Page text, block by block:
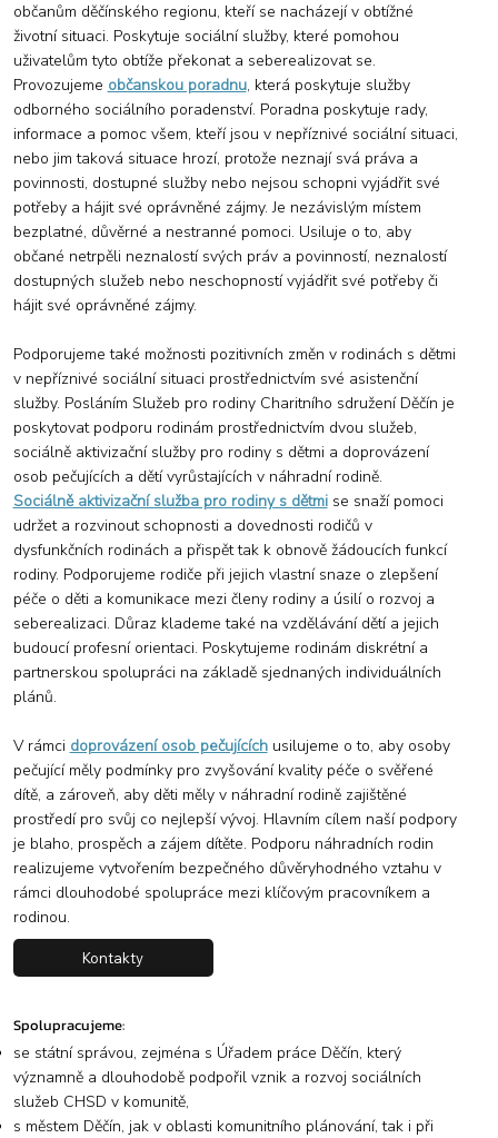
občanům děčínského regionu, kteří se nacházejí v obtížné
životní situaci. Poskytuje sociální služby, které pomohou
uživatelům tyto obtíže překonat a seberealizovat se.
Provozujeme občanskou poradnu, která poskytuje služby
odborného sociálního poradenství. Poradna poskytuje rady,
informace a pomoc všem, kteří jsou v nepříznivé sociální situaci,
nebo jim taková situace hrozí, protože neznají svá práva a
povinnosti, dostupné služby nebo nejsou schopni vyjádřit své
potřeby a hájit své oprávněné zájmy. Je nezávislým místem
bezplatné, důvěrné a nestranné pomoci. Usiluje o to, aby
občané netrpěli neznalostí svých práv a povinností, neznalostí
dostupných služeb nebo neschopností vyjádřit své potřeby či
hájit své oprávněné zájmy.
Podporujeme také možnosti pozitivních změn v rodinách s dětmi
v nepříznivé sociální situaci prostřednictvím své asistenční
služby. Posláním Služeb pro rodiny Charitního sdružení Děčín je
poskytovat podporu rodinám prostřednictvím dvou služeb,
sociálně aktivizační služby pro rodiny s dětmi a doprovázení
osob pečujících a dětí vyrůstajících v náhradní rodině.
Sociálně aktivizační služba pro rodiny s dětmi se snaží pomoci
udržet a rozvinout schopnosti a dovednosti rodičů v
dysfunkčních rodinách a přispět tak k obnově žádoucích funkcí
rodiny. Podporujeme rodiče při jejich vlastní snaze o zlepšení
péče o děti a komunikace mezi členy rodiny a úsilí o rozvoj a
seberealizaci. Důraz klademe také na vzdělávání dětí a jejich
budoucí profesní orientaci. Poskytujeme rodinám diskrétní a
partnerskou spolupráci na základě sjednaných individuálních
plánů.
V rámci doprovázení osob pečujícíchusilujeme o to, aby osoby
pečující měly podmínky pro zvyšování kvality péče o svěřené
dítě, a zároveň, aby děti měly v náhradní rodině zajištěné
prostředí pro svůj co nejlepší vývoj. Hlavním cílem naší podpory
je blaho, prospěch a zájem dítěte. Podporu náhradních rodin
realizujeme vytvořením bezpečného důvěryhodného vztahu v
rámci dlouhodobé spolupráce mezi klíčovým pracovníkem a
rodinou.
Kontakty
Spolupracujeme:
se státní správou, zejména s Úřadem práce Děčín, který
významně a dlouhodobě podpořil vznik a rozvoj sociálních
služeb CHSD v komunitě,
s městem Děčín, jak v oblasti komunitního plánování, tak i při